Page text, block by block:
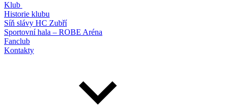
Klub
Historie klubu
Síň slávy HC Zubří
Sportovní hala – ROBE Aréna
Fanclub
Kontakty